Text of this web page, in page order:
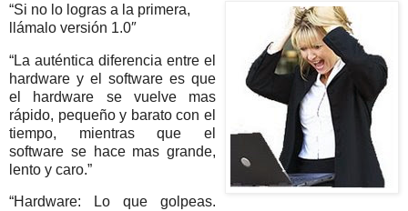
“Si no lo logras a la primera,
llámalo versión 1.0″
“La auténtica diferencia entre el
hardware y el software es que
el hardware se vuelve mas
rápido, pequeño y barato con el
tiempo, mientras que el
software se hace mas grande,
lento y caro.”
“Hardware: Lo que golpeas.